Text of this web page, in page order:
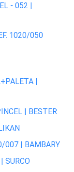
- 052 |
1020/050
|
| BESTER
007 | BAMBARY
SURCO